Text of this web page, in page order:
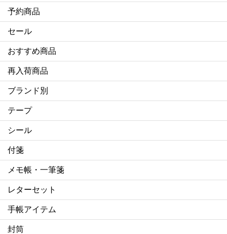
予約商品
セール
おすすめ商品
再入荷商品
ブランド別
テープ
シール
付箋
メモ帳・一筆箋
レターセット
手帳アイテム
封筒